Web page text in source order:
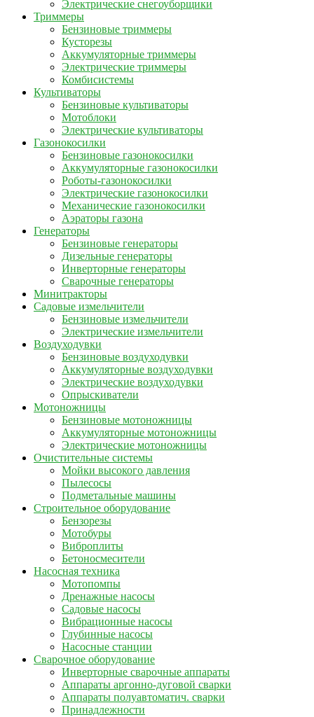
Электрические снегоуборщики
Триммеры
Бензиновые триммеры
Кусторезы
Аккумуляторные триммеры
Электрические триммеры
Комбисистемы
Культиваторы
Бензиновые культиваторы
Мотоблоки
Электрические культиваторы
Газонокосилки
Бензиновые газонокосилки
Аккумуляторные газонокосилки
Роботы-газонокосилки
Электрические газонокосилки
Механические газонокосилки
Аэраторы газона
Генераторы
Бензиновые генераторы
Дизельные генераторы
Инверторные генераторы
Сварочные генераторы
Минитракторы
Садовые измельчители
Бензиновые измельчители
Электрические измельчители
Воздуходувки
Бензиновые воздуходувки
Аккумуляторные воздуходувки
Электрические воздуходувки
Опрыскиватели
Мотоножницы
Бензиновые мотоножницы
Аккумуляторные мотоножницы
Электрические мотоножницы
Очистительные системы
Мойки высокого давления
Пылесосы
Подметальные машины
Строительное оборудование
Бензорезы
Мотобуры
Виброплиты
Бетоносмесители
Насосная техника
Мотопомпы
Дренажные насосы
Садовые насосы
Вибрационные насосы
Глубинные насосы
Насосные станции
Сварочное оборудование
Инверторные сварочные аппараты
Аппараты аргонно-дуговой сварки
Аппараты полуавтоматич. сварки
Принадлежности